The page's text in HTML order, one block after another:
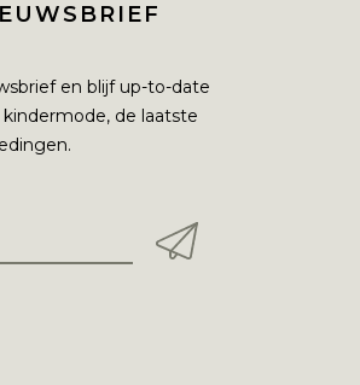
en blijf up-to-date
de laatste